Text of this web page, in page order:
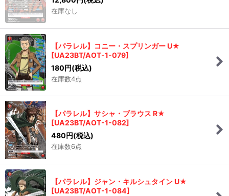
在庫なし
【パラレル】コニー・スプリンガー U★
[UA23BT/AOT-1-079]
180円(税込)
在庫数4点
【パラレル】サシャ・ブラウス R★
[UA23BT/AOT-1-082]
480円(税込)
在庫数6点
【パラレル】ジャン・キルシュタイン U★
[UA23BT/AOT-1-084]